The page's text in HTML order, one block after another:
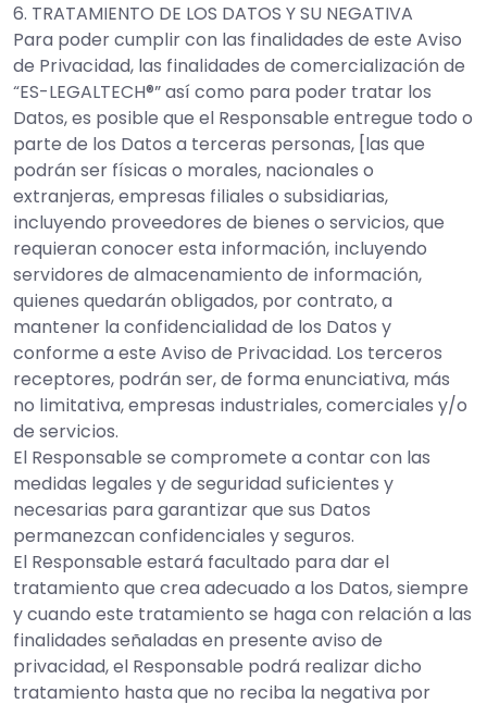
6. TRATAMIENTO DE LOS DATOS Y SU NEGATIVA
Para poder cumplir con las finalidades de este Aviso
de Privacidad, las finalidades de comercialización de
“ES-LEGALTECH®” así como para poder tratar los
Datos, es posible que el Responsable entregue todo o
parte de los Datos a terceras personas, [las que
podrán ser físicas o morales, nacionales o
extranjeras, empresas filiales o subsidiarias,
incluyendo proveedores de bienes o servicios, que
requieran conocer esta información, incluyendo
servidores de almacenamiento de información,
quienes quedarán obligados, por contrato, a
mantener la confidencialidad de los Datos y
conforme a este Aviso de Privacidad. Los terceros
receptores, podrán ser, de forma enunciativa, más
no limitativa, empresas industriales, comerciales y/o
de servicios.
El Responsable se compromete a contar con las
medidas legales y de seguridad suficientes y
necesarias para garantizar que sus Datos
permanezcan confidenciales y seguros.
El Responsable estará facultado para dar el
tratamiento que crea adecuado a los Datos, siempre
y cuando este tratamiento se haga con relación a las
finalidades señaladas en presente aviso de
privacidad, el Responsable podrá realizar dicho
tratamiento hasta que no reciba la negativa por